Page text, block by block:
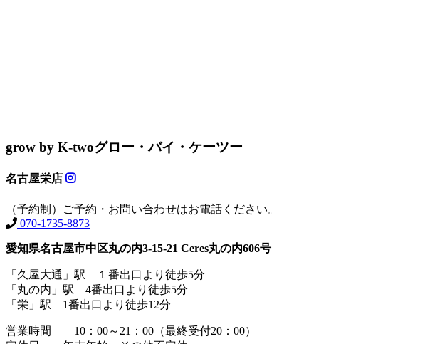
grow by K-twoグロー・バイ・ケーツー
名古屋栄店
（予約制）ご予約・お問い合わせはお電話ください。
070-1735-8873
愛知県名古屋市中区丸の内3-15-21 Ceres丸の内606号
「久屋大通」駅 １番出口より徒歩5分
「丸の内」駅 4番出口より徒歩5分
「栄」駅 1番出口より徒歩12分
営業時間 10：00～21：00（最終受付20：00）